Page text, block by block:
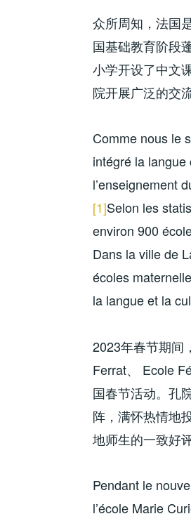
众所周知，法国
国基础教育阶段
小学开设了中文
院开展广泛的交
Comme nous le
intégré la
l’enseignement
[1]Selon les
environ 900
Dans la ville de
écoles
la langue et la
2023年春节期间
Ferrat、 Ecole
国春节活动。孔
阵，满怀热情地
地师生的一致好评
Pendant le
l’école Marie